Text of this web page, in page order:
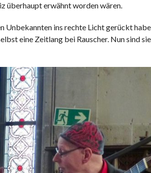
überhaupt erwähnt worden wären.
Unbekannten ins rechte Licht gerückt
eine Zeitlang bei Rauscher. Nun sind